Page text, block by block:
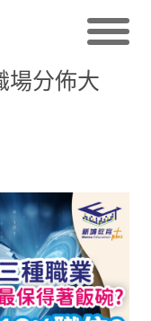
場分佈大